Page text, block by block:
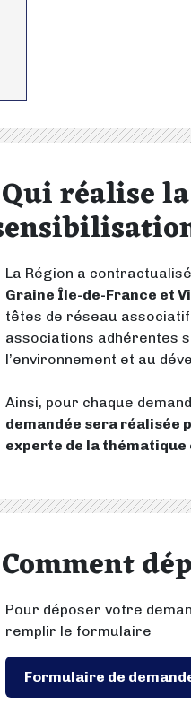
Qui réalise
La Région a
Graine Île-de-France et
têtes de réseau
associations adhérentes
l’environnement et au
Ainsi, pour chaque
demandée sera réalisée
experte de la thématique
Comment
Pour déposer votre
remplir le formulaire
Formulaire de